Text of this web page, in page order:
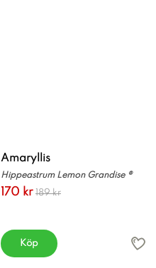
Amaryllis
Hippeastrum Lemon Grandise ®
170 kr 189 kr
Köp